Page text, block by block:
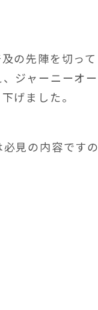
の先陣を切って
ジャーニーオー
げました。
見の内容ですの